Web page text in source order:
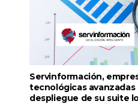
Servinformación,
tecnológicas avanzadas
despliegue de su suite